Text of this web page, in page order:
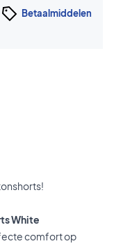
Betaalmiddelen
White
comfort op